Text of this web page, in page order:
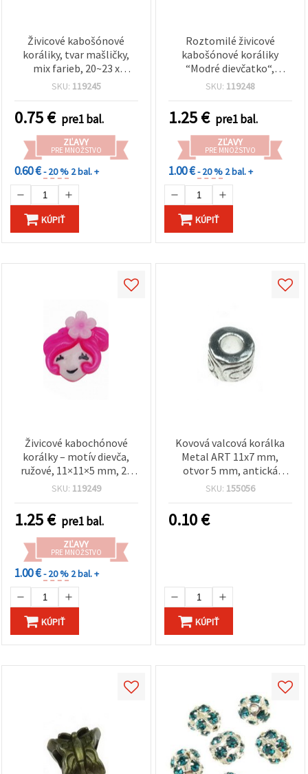
Živicové kabošónové
koráliky, tvar mašličky,
mix farieb, 20~23 x
10,5~14 x 4~5 mm - 5 ks
SKU: 119245
0.75€ pre1 bal.
ZĽAVY
PRE MNOŽSTVO
0.60 €- 20 % 2 bal. +
KÚPIŤ
Roztomilé živicové
kabošónové koráliky
“Modré dievčatko“,
12×8×5 mm – sada 20 ks
SKU: 119248
1.25€ pre1 bal.
ZĽAVY
PRE MNOŽSTVO
1.00 €- 20 % 2 bal. +
KÚPIŤ
Živicové kabochónové
korálky – motív dievča,
ružové, 11×11×5 mm, 20
ks
SKU: 119249
1.25€ pre1 bal.
ZĽAVY
PRE MNOŽSTVO
1.00 €- 20 % 2 bal. +
KÚPIŤ
Kovová valcová korálka
Metal ART 11x7 mm,
otvor 5 mm, antická
strieborná farba
SKU: 155056
0.10€
KÚPIŤ